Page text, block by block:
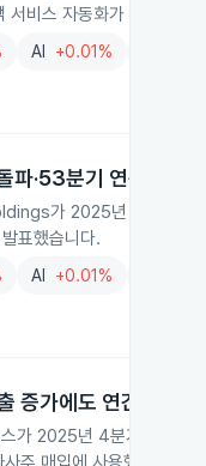
서비스 자동화가 90%에
AI +0.01%
·53분기 연속 흑자
가 2025년 매출
표했습니다.
AI +0.01%
증가에도 연간 실적
가 2025년 4분기 매출